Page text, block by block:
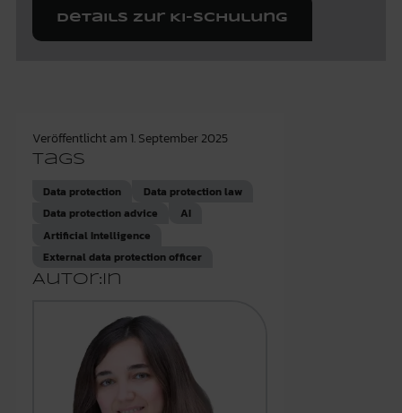
Details zur KI-Schulung
Veröffentlicht am 1. September 2025
Tags
Data protection
Data protection law
Data protection advice
AI
Artificial Intelligence
External data protection officer
Autor:in